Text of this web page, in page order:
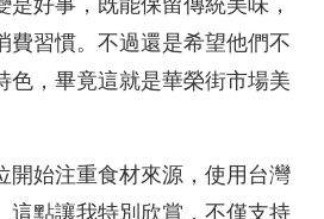
費習慣。不過還是希望他們不
色，畢竟這就是華榮街市場美
開始注重食材來源，使用台灣
這點讓我特別欣賞，不僅支持